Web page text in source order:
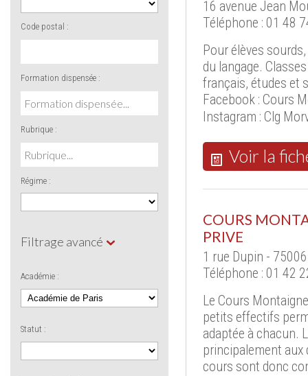
Code postal :
Formation dispensée :
Rubrique :
Régime :
Filtrage avancé
Académie :
Statut :
16 avenue Jean
Téléphone : 01 48
Pour élèves
du langage.
français, études et
Facebook : Cours
Instagram : Clg
Voir la
COURS
PRIVE
1 rue Dupin -
Téléphone : 01 42
Le Cours
petits effectifs
adaptée à chacun.
principalement aux
cours sont donc